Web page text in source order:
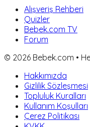
Alışveriş Rehberi
Quizler
Bebek.com TV
Forum
© 2026 Bebek.com •
Hakkımızda
Gizlilik Sözleşmesi
Topluluk Kuralları
Kullanım Koşulları
Çerez Politikası